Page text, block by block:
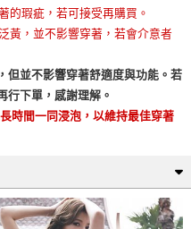
的瑕疵，若可接受再購買。
黃，並不影響穿著，若會介意者
但並不影響穿著舒適度與功能。若
行下單，感謝理解。
時間一同浸泡，以維持最佳穿著